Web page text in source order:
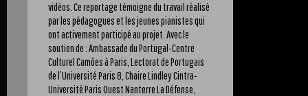
vidéos. Ce reportage témoigne du travail réalisé
par les pédagogues et les jeunes pianistes qui
ont activement participé au projet. Avec le
soutien de : Ambassade du Portugal-Centre
Culturel Camões à Paris, Lectorat de Portugais
de l’Université Paris 8, Chaire Lindley Cintra-
Université Paris Ouest Nanterre La Défense,